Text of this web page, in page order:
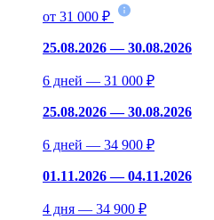
от 31 000 ₽
25.08.2026 — 30.08.2026
6 дней — 31 000 ₽
25.08.2026 — 30.08.2026
6 дней — 34 900 ₽
01.11.2026 — 04.11.2026
4 дня — 34 900 ₽